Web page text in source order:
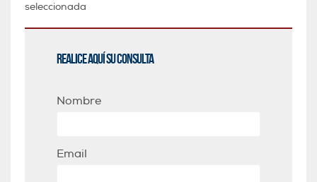
seleccionada
Realice aquí su consulta
Nombre
Email